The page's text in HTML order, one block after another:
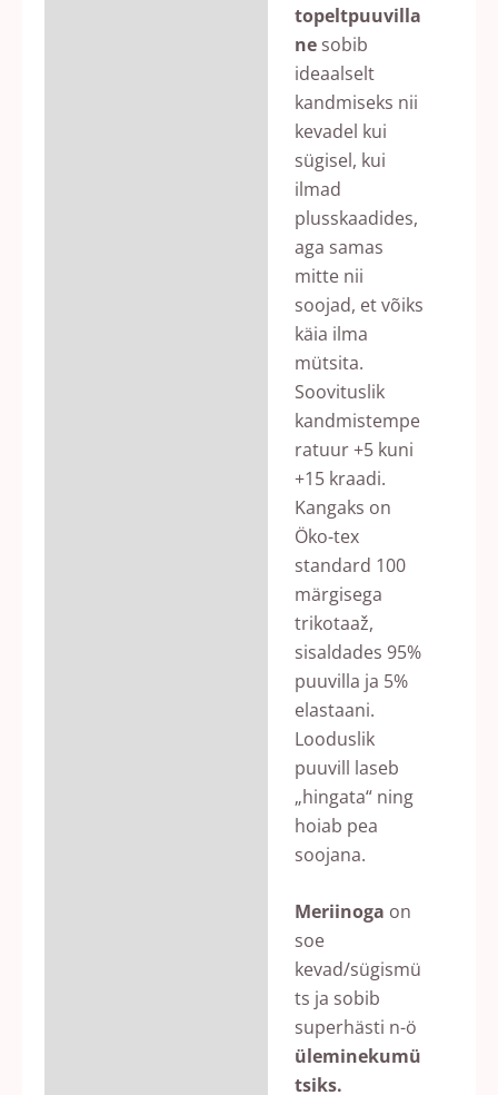
topeltpuuvilla
ne sobib
ideaalselt
kandmiseks nii
kevadel kui
sügisel, kui
ilmad
plusskaadides,
aga samas
mitte nii
soojad, et võiks
käia ilma
mütsita.
Soovituslik
kandmistempe
ratuur +5 kuni
+15 kraadi.
Kangaks on
Öko-tex
standard 100
märgisega
trikotaaž,
sisaldades 95%
puuvilla ja 5%
elastaani.
Looduslik
puuvill laseb
„hingata“ ning
hoiab pea
soojana.
Meriinoga on
soe
kevad/sügismü
ts ja sobib
superhästi n-ö
üleminekumü
tsiks.